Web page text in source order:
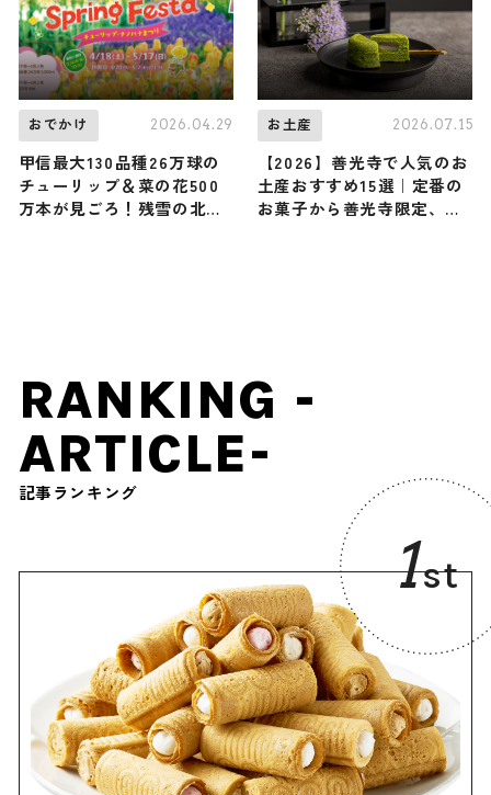
おでかけ 2026.04.29
甲信最大130品種26万球の
チューリップ＆菜の花500
万本が見ごろ！残雪の北ア
お土産 2026.07.15
【2026】善光寺で人気のお
土産おすすめ15選｜定番の
お菓子から善光寺限定、ば
RANKING -
ARTICLE-
記事ランキング
1st